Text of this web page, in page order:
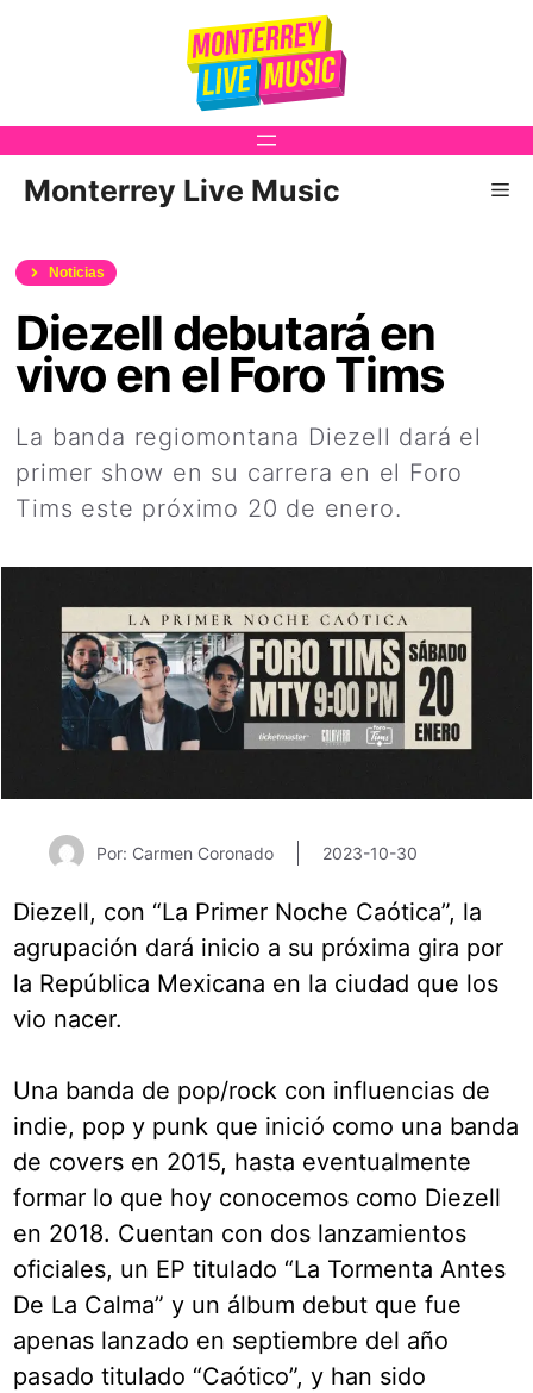
Monterrey Live Music
Noticias
Diezell debutará en
vivo en el Foro Tims
La banda regiomontana Diezell dará el
primer show en su carrera en el Foro
Tims este próximo 20 de enero.
Por: Carmen Coronado 2023-10-30
Diezell, con “La Primer Noche Caótica”, la
agrupación dará inicio a su próxima gira por
la República Mexicana en la ciudad que los
vio nacer.
Una banda de pop/rock con influencias de
indie, pop y punk que inició como una banda
de covers en 2015, hasta eventualmente
formar lo que hoy conocemos como Diezell
en 2018. Cuentan con dos lanzamientos
oficiales, un EP titulado “La Tormenta Antes
De La Calma” y un álbum debut que fue
apenas lanzado en septiembre del año
pasado titulado “Caótico”, y han sido